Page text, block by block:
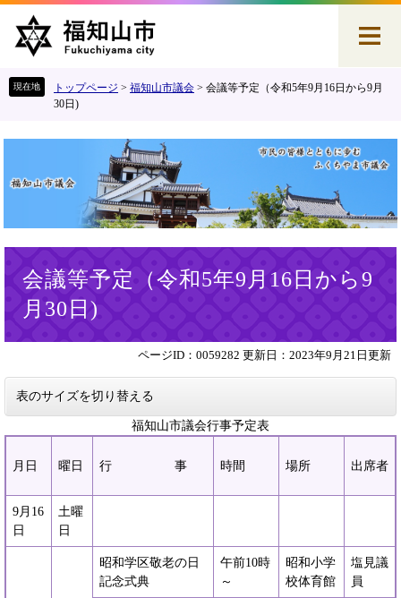
す
し
本
トップページ > 福知山市議会 > 会議等予定（令和5年9月16日から9月
30日)
会議等予定（令和5年9月16日から9
月30日)
ページID：0059282 更新日：2023年9月21日更新
表のサイズを切り替える
福知山市議会行事予定表
月日 曜日 行 事 時間 場所 出席者
9月16
日
土曜
日
昭和学区敬老の日
記念式典
午前10時
～
昭和小学
校体育館
塩見議
員